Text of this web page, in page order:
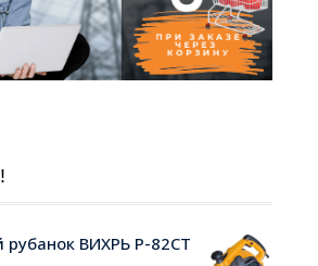
рубанок ВИХРЬ Р-82СТ